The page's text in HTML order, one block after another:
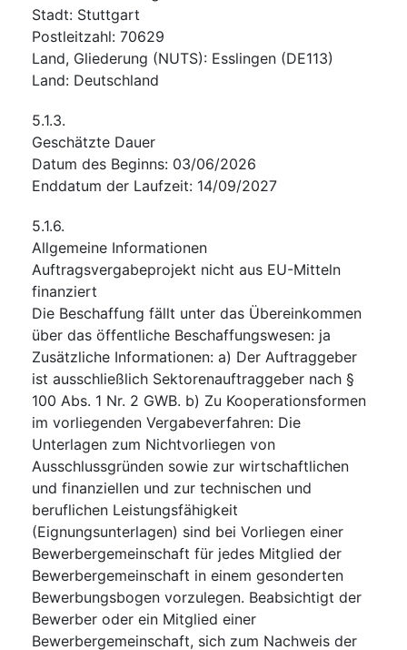
Stadt: Stuttgart
Postleitzahl: 70629
Land, Gliederung (NUTS): Esslingen (DE113)
Land: Deutschland
5.1.3.
Geschätzte Dauer
Datum des Beginns: 03/06/2026
Enddatum der Laufzeit: 14/09/2027
5.1.6.
Allgemeine Informationen
Auftragsvergabeprojekt nicht aus EU-Mitteln
finanziert
Die Beschaffung fällt unter das Übereinkommen
über das öffentliche Beschaffungswesen: ja
Zusätzliche Informationen: a) Der Auftraggeber
ist ausschließlich Sektorenauftraggeber nach §
100 Abs. 1 Nr. 2 GWB. b) Zu Kooperationsformen
im vorliegenden Vergabeverfahren: Die
Unterlagen zum Nichtvorliegen von
Ausschlussgründen sowie zur wirtschaftlichen
und finanziellen und zur technischen und
beruflichen Leistungsfähigkeit
(Eignungsunterlagen) sind bei Vorliegen einer
Bewerbergemeinschaft für jedes Mitglied der
Bewerbergemeinschaft in einem gesonderten
Bewerbungsbogen vorzulegen. Beabsichtigt der
Bewerber oder ein Mitglied einer
Bewerbergemeinschaft, sich zum Nachweis der